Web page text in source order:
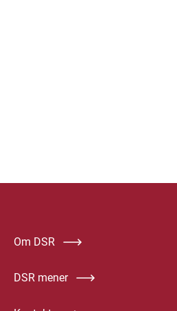
Om DSR
DSR mener